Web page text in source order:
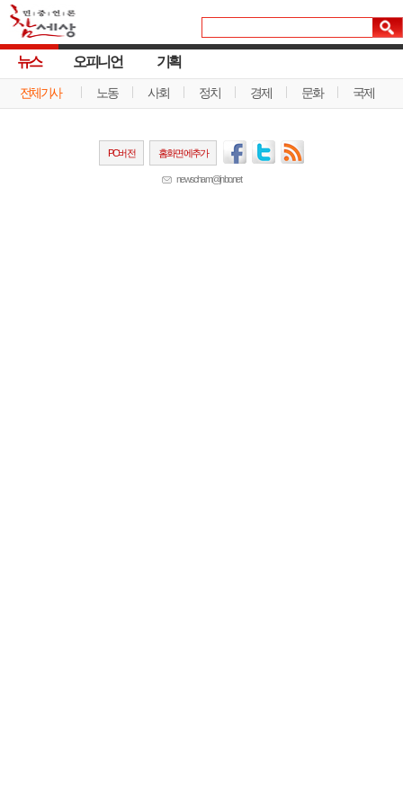
뉴스
전체기사 노동 사회 정치 경제 문화 국제
오피니언 기획
PC버전 홈화면에추가
newscham@jinbo.net